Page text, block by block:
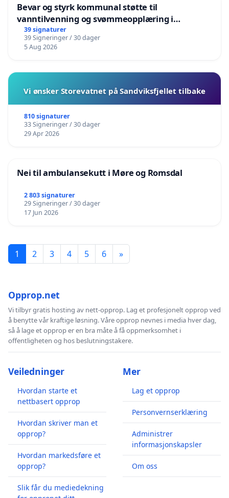
Bevar og styrk kommunal støtte til
vanntilvenning og svømmeopplæring i
barnehagene i Haugesund
39 signaturer
39 Signeringer / 30 dager
5 Aug 2026
Vi ønsker Storevatnet på Sandviksfjellet tilbake
810 signaturer
33 Signeringer / 30 dager
29 Apr 2026
Nei til ambulansekutt i Møre og Romsdal
2 803 signaturer
29 Signeringer / 30 dager
17 Jun 2026
1 2 3 4 5 6 »
Opprop.net
Vi tilbyr gratis hosting av nett-opprop. Lag et profesjonelt opprop ved
å benytte vår kraftige løsning. Våre opprop nevnes i media hver dag,
så å lage et opprop er en bra måte å få oppmerksomhet i
offentligheten og hos beslutningstakere.
Veiledninger
Hvordan starte et
nettbasert opprop
Hvordan skriver man et
opprop?
Hvordan markedsføre et
opprop?
Slik får du mediedekning
Mer
Lag et opprop
Personvernserklæring
Administrer
informasjonskapsler
Om oss